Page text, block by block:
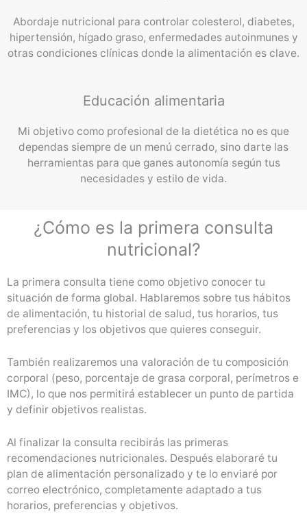
Abordaje nutricional para controlar colesterol, diabetes,
hipertensión, hígado graso, enfermedades autoinmunes y
otras condiciones clínicas donde la alimentación es clave.
Educación alimentaria
Mi objetivo como profesional de la dietética no es que
dependas siempre de un menú cerrado, sino darte las
herramientas para que ganes autonomía según tus
necesidades y estilo de vida.
¿Cómo es la primera consulta
nutricional?
La primera consulta tiene como objetivo conocer tu
situación de forma global. Hablaremos sobre tus hábitos
de alimentación, tu historial de salud, tus horarios, tus
preferencias y los objetivos que quieres conseguir.
También realizaremos una valoración de tu composición
corporal (peso, porcentaje de grasa corporal, perímetros e
IMC), lo que nos permitirá establecer un punto de partida
y definir objetivos realistas.
Al finalizar la consulta recibirás las primeras
recomendaciones nutricionales. Después elaboraré tu
plan de alimentación personalizado y te lo enviaré por
correo electrónico, completamente adaptado a tus
horarios, preferencias y objetivos.